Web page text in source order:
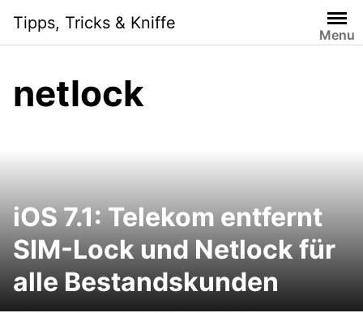
content
Tipps, Tricks & Kniffe
Menu
netlock
iOS 7.1: Telekom entfernt
SIM-Lock und Netlock für
alle Bestandskunden